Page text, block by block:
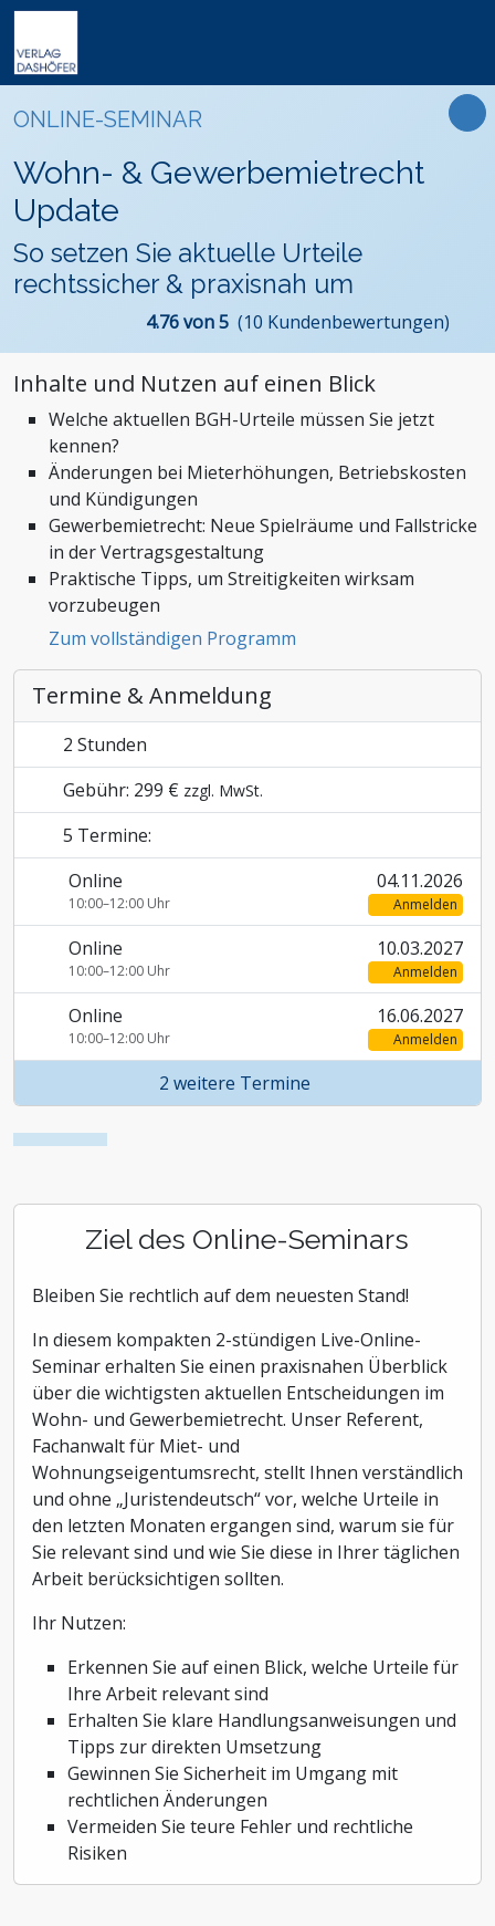
Online-Seminare
VideoCampus
Seminare
Tagungen
Inhouse
Fachbücher
Software
Wissensdatenbanken
Formulare
Arbeitsrecht
Bauwesen und Architektur
Betriebsrat und Arbeitnehmervertretung
Einkauf
Digitalisierung
Immobilien und Grundbesitz
Management und Unternehmensführung
Nachhaltigkeit
Personalmanagement und Entgeltabrechnung
Steuern, Finanzen und Controlling
Stiftungen und Non-Profit Organisationen
Zoll und Außenhandel
Newsletter
FAQ
Der Verlag
Das Team
Kontaktformular
Presse
Karriere
Online-Weiterbildung
Präsenz-Weiterbildung
Produkte
Themen
Dashöfer
ONLINE-SEMINAR
Wohn- & Gewerbemietrecht
Update
So setzen Sie aktuelle Urteile
rechtssicher & praxisnah um
4.76 von 5 (10 Kundenbewertungen)
Inhalte und Nutzen auf einen Blick
Welche aktuellen BGH-Urteile müssen Sie jetzt
kennen?
Änderungen bei Mieterhöhungen, Betriebskosten
und Kündigungen
Gewerbemietrecht: Neue Spielräume und Fallstricke
in der Vertragsgestaltung
Praktische Tipps, um Streitigkeiten wirksam
vorzubeugen
Zum vollständigen Programm
Termine & Anmeldung
2 Stunden
Gebühr: 299 € zzgl. MwSt.
5 Termine:
Online
10:00–12:00 Uhr
04.11.2026
Anmelden
Online
10:00–12:00 Uhr
10.03.2027
Anmelden
Online
10:00–12:00 Uhr
16.06.2027
Anmelden
2 weitere Termine
Ziel des Online-Seminars
Bleiben Sie rechtlich auf dem neuesten Stand!
In diesem kompakten 2-stündigen Live-Online-
Seminar erhalten Sie einen praxisnahen Überblick
über die wichtigsten aktuellen Entscheidungen im
Wohn- und Gewerbemietrecht. Unser Referent,
Fachanwalt für Miet- und
Wohnungseigentumsrecht, stellt Ihnen verständlich
und ohne „Juristendeutsch“ vor, welche Urteile in
den letzten Monaten ergangen sind, warum sie für
Sie relevant sind und wie Sie diese in Ihrer täglichen
Arbeit berücksichtigen sollten.
Ihr Nutzen:
Erkennen Sie auf einen Blick, welche Urteile für
Ihre Arbeit relevant sind
Erhalten Sie klare Handlungsanweisungen und
Tipps zur direkten Umsetzung
Gewinnen Sie Sicherheit im Umgang mit
rechtlichen Änderungen
Vermeiden Sie teure Fehler und rechtliche
Risiken